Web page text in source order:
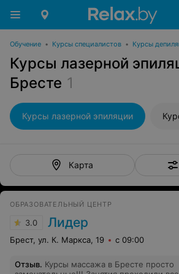
Обучение • Курсы специалистов • Курсы
Курсы лазерной
Бресте 1
Курсы лазерной эпиляции
Карта
ОБРАЗОВАТЕЛЬНЫЙ ЦЕНТР
3.0 Лидер
Брест, ул. К. Маркса, 19 с 09:00
Отзыв. Курсы массажа в Бресте просто